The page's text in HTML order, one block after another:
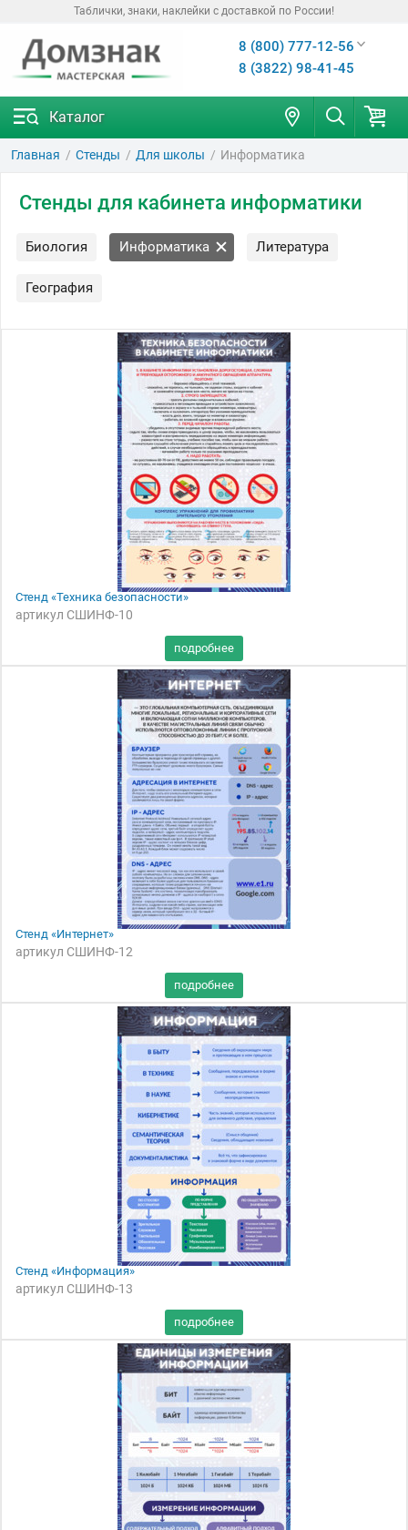
Таблички, знаки, наклейки с доставкой по России!
8 (800) 777-12-56
8 (3822) 98-41-45
Каталог
Главная Стенды Для школы Информатика
Стенды для кабинета информатики
Биология Информатика Литература
География
Стенд «Техника безопасности»
артикул СШИНФ-10
Стенд «Интернет»
артикул СШИНФ-12
Стенд «Информация»
артикул СШИНФ-13